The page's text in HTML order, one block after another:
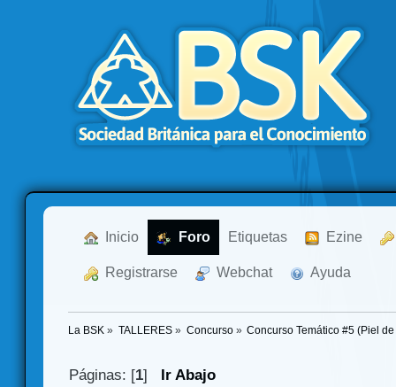
Inicio Foro Etiquetas Ezine
Registrarse Webchat Ayuda
La BSK » TALLERES» Concurso» Concurso Temático #5 (Piel de
Páginas: [1]
Ir Abajo